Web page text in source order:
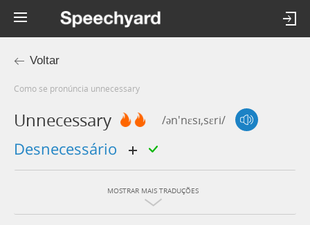
Voltar
Como se pronúncia unnecessary
Unnecessary /ən'nɛsɪ,sɛri/
desnecessário
MOSTRAR MAIS TRADUÇÕES